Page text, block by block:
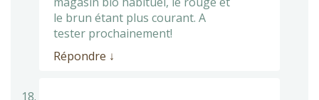
le brun étant plus courant. A
tester prochainement!
Répondre ↓